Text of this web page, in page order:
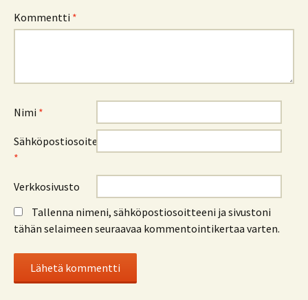
Kommentti *
Nimi *
Sähköpostiosoite
*
Verkkosivusto
Tallenna nimeni, sähköpostiosoitteeni ja sivustoni
tähän selaimeen seuraavaa kommentointikertaa varten.